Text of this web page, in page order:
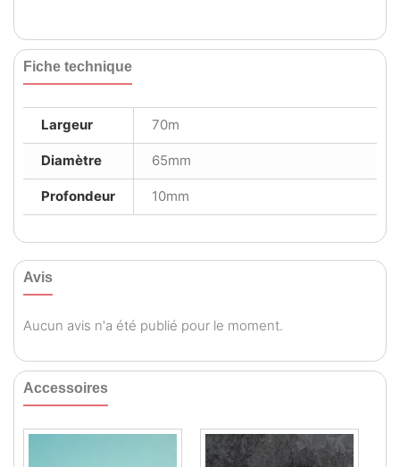
Fiche technique
Largeur 70m
Diamètre 65mm
Profondeur 10mm
Avis
Aucun avis n'a été publié pour le moment.
Accessoires